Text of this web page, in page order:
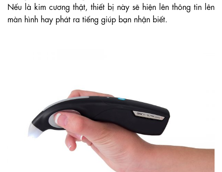
Nếu là kim cương thật, thiết bị này sẽ hiện lên thông tin lên
màn hình hay phát ra tiếng giúp bạn nhận biết.